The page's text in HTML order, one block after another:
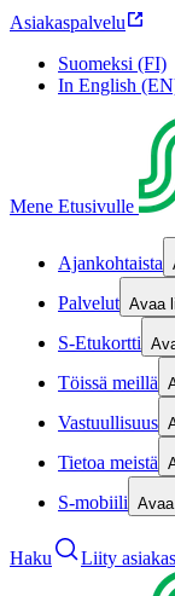
Asiakaspalvelu
Suomeksi (FI)
In English
Mene Etusivulle
Ajankohtaista
Palvelut Avaa
S-Etukortti
Töissä meillä
Vastuullisuus
Tietoa meistä
S-mobiili
Haku Liity